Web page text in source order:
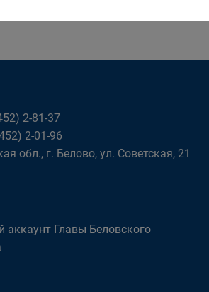
2-81-37
2-01-96
обл., г. Белово, ул. Советская, 21
Главы Беловского